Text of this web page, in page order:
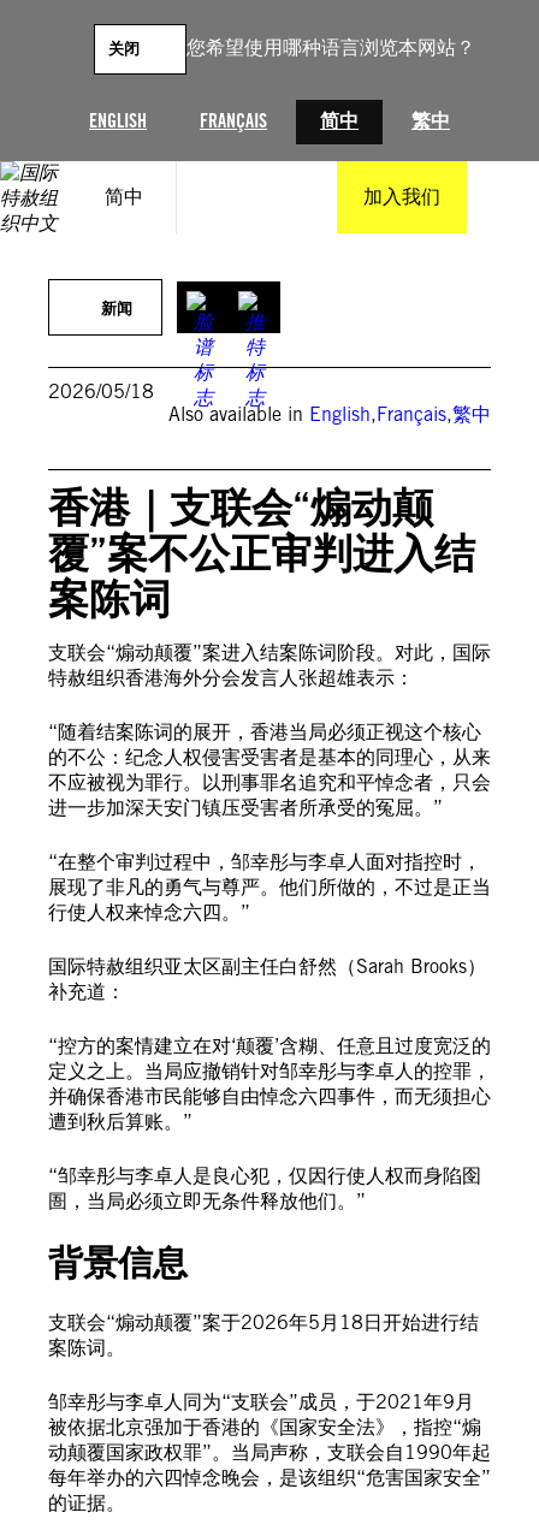
您希望使用哪种语言浏览本网站？
ENGLISH FRANÇAIS 简中 繁中
关闭
简中 加入我们
新闻
2026/05/18
Also available in English,Français,繁中
香港｜支联会“煽动颠
覆”案不公正审判进入结
案陈词
支联会“煽动颠覆”案进入结案陈词阶段。对此，国际
特赦组织香港海外分会发言人张超雄表示：
“随着结案陈词的展开，香港当局必须正视这个核心
的不公：纪念人权侵害受害者是基本的同理心，从来
不应被视为罪行。以刑事罪名追究和平悼念者，只会
进一步加深天安门镇压受害者所承受的冤屈。”
“在整个审判过程中，邹幸彤与李卓人面对指控时，
展现了非凡的勇气与尊严。他们所做的，不过是正当
行使人权来悼念六四。”
国际特赦组织亚太区副主任白舒然（Sarah Brooks）
补充道：
“控方的案情建立在对‘颠覆’含糊、任意且过度宽泛的
定义之上。当局应撤销针对邹幸彤与李卓人的控罪，
并确保香港市民能够自由悼念六四事件，而无须担心
遭到秋后算账。”
“邹幸彤与李卓人是良心犯，仅因行使人权而身陷囹
圄，当局必须立即无条件释放他们。”
背景信息
支联会“煽动颠覆”案于2026年5月18日开始进行结
案陈词。
邹幸彤与李卓人同为“支联会”成员，于2021年9月
被依据北京强加于香港的《国家安全法》，指控“煽
动颠覆国家政权罪”。当局声称，支联会自1990年起
每年举办的六四悼念晚会，是该组织“危害国家安全”
的证据。